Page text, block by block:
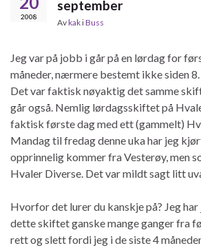
2008
september
AvkakiBuss
Jeg var på jobb i går på en lørdag for
måneder, nærmere bestemt ikke siden
Det var faktisk nøyaktig det samme
går også. Nemlig lørdagsskiftet på
faktisk første dag med ett (gammelt)
Mandag til fredag denne uka har jeg
opprinnelig kommer fra Vesterøy, men
Hvaler Diverse. Det var mildt sagt litt
Hvorfor det lurer du kanskje på? Jeg
dette skiftet ganske mange ganger fra
rett og slett fordi jeg i de siste 4